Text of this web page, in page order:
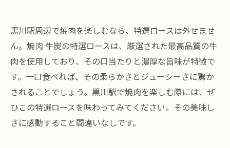
黒川駅周辺で焼肉を楽しむなら、特選ロースは外せませ
ん。焼肉 牛炭の特選ロースは、厳選された最高品質の牛
肉を使用しており、その口当たりと濃厚な旨味が特徴で
す。一口食べれば、その柔らかさとジューシーさに驚か
されることでしょう。黒川駅で焼肉を楽しむ際には、ぜ
ひこの特選ロースを味わってみてください。その美味し
さに感動すること間違いなしです。